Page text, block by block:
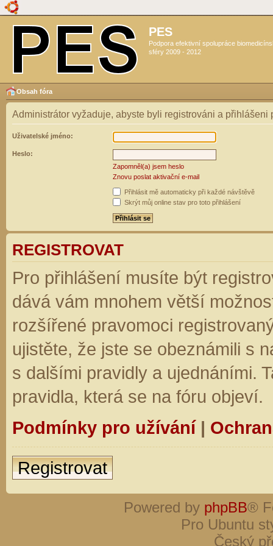
PES
Podpora efektivní spolupráce
sféry 2009 - 2012
Obsah fóra
Administrátor vyžaduje, abyste byli registrováni a přihlášeni
Uživatelské jméno:
Heslo:
Zapomněl(a) jsem heslo
Znovu poslat aktivační e-mail
Přihlásit mě automaticky při každé návštěvě
Skrýt můj online stav pro toto přihlášení
REGISTROVAT
Pro přihlášení musíte být
dává vám mnohem větší
rozšířené pravomoci
ujistěte, že jste se obeznámili s
s dalšími pravidly a ujednáními.
pravidla, která se na fóru objeví.
Podmínky pro užívání|
Registrovat
Powered by phpBB®
Pro Ubuntu
Český